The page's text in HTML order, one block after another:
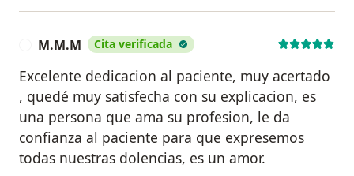
M.M.M Cita verificada
Excelente dedicacion al paciente, muy acertado
, quedé muy satisfecha con su explicacion, es
una persona que ama su profesion, le da
confianza al paciente para que expresemos
todas nuestras dolencias, es un amor.